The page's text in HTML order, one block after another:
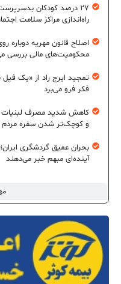
۲۷ درصد کودکان
راه‌اندازی مراکز سلامت
اصلاح قانون مهریه
محکومیت‌های مالی بررسی
تمجید ایرج راد از «یک
فکر فرو می‌برد
کاهش شدید مصرف لبنیات در
و کوچک‌تر شدن سفره مردم
بحران عمیق گردشگری
آینده‌ای مبهم خبر می‌دهند